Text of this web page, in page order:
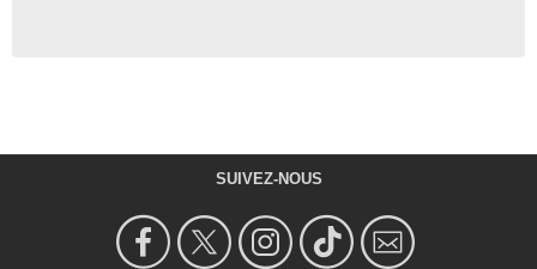
SUIVEZ-NOUS